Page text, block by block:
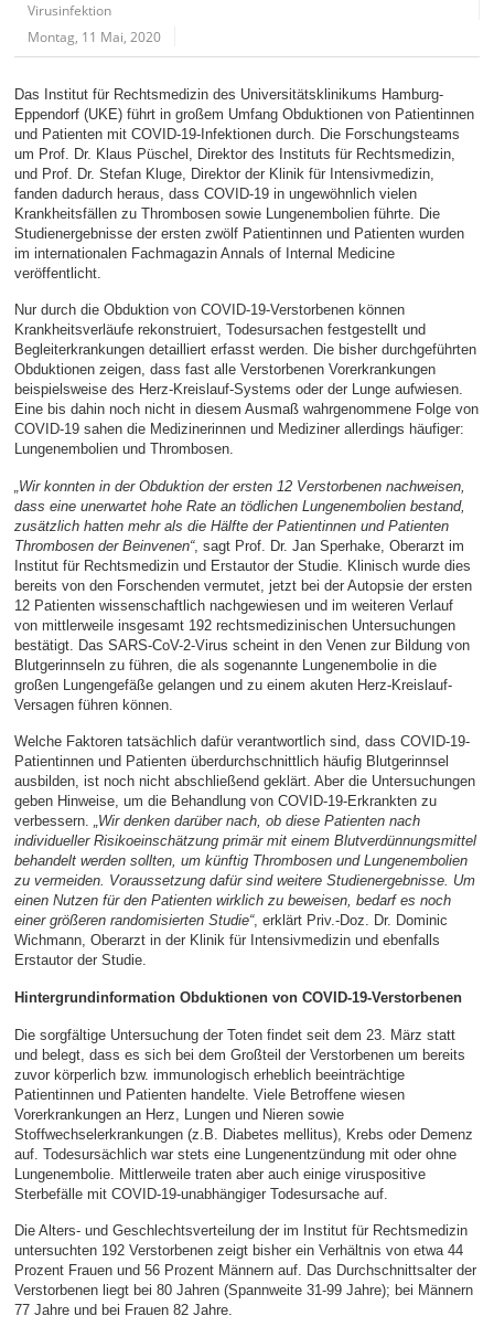
Virusinfektion
Montag, 11 Mai, 2020
Das Institut für Rechtsmedizin des Universitätsklinikums Hamburg-
Eppendorf (UKE) führt in großem Umfang Obduktionen von Patientinnen
und Patienten mit COVID-19-Infektionen durch. Die Forschungsteams
um Prof. Dr. Klaus Püschel, Direktor des Instituts für Rechtsmedizin,
und Prof. Dr. Stefan Kluge, Direktor der Klinik für Intensivmedizin,
fanden dadurch heraus, dass COVID-19 in ungewöhnlich vielen
Krankheitsfällen zu Thrombosen sowie Lungenembolien führte. Die
Studienergebnisse der ersten zwölf Patientinnen und Patienten wurden
im internationalen Fachmagazin Annals of Internal Medicine
veröffentlicht.
Nur durch die Obduktion von COVID-19-Verstorbenen können
Krankheitsverläufe rekonstruiert, Todesursachen festgestellt und
Begleiterkrankungen detailliert erfasst werden. Die bisher durchgeführten
Obduktionen zeigen, dass fast alle Verstorbenen Vorerkrankungen
beispielsweise des Herz-Kreislauf-Systems oder der Lunge aufwiesen.
Eine bis dahin noch nicht in diesem Ausmaß wahrgenommene Folge von
COVID-19 sahen die Medizinerinnen und Mediziner allerdings häufiger:
Lungenembolien und Thrombosen.
„Wir konnten in der Obduktion der ersten 12 Verstorbenen nachweisen,
dass eine unerwartet hohe Rate an tödlichen Lungenembolien bestand,
zusätzlich hatten mehr als die Hälfte der Patientinnen und Patienten
Thrombosen der Beinvenen“, sagt Prof. Dr. Jan Sperhake, Oberarzt im
Institut für Rechtsmedizin und Erstautor der Studie. Klinisch wurde dies
bereits von den Forschenden vermutet, jetzt bei der Autopsie der ersten
12 Patienten wissenschaftlich nachgewiesen und im weiteren Verlauf
von mittlerweile insgesamt 192 rechtsmedizinischen Untersuchungen
bestätigt. Das SARS-CoV-2-Virus scheint in den Venen zur Bildung von
Blutgerinnseln zu führen, die als sogenannte Lungenembolie in die
großen Lungengefäße gelangen und zu einem akuten Herz-Kreislauf-
Versagen führen können.
Welche Faktoren tatsächlich dafür verantwortlich sind, dass COVID-19-
Patientinnen und Patienten überdurchschnittlich häufig Blutgerinnsel
ausbilden, ist noch nicht abschließend geklärt. Aber die Untersuchungen
geben Hinweise, um die Behandlung von COVID-19-Erkrankten zu
verbessern.„Wir denken darüber nach, ob diese Patienten nach
individueller Risikoeinschätzung primär mit einem Blutverdünnungsmittel
behandelt werden sollten, um künftig Thrombosen und Lungenembolien
zu vermeiden. Voraussetzung dafür sind weitere Studienergebnisse. Um
einen Nutzen für den Patienten wirklich zu beweisen, bedarf es noch
einer größeren randomisierten Studie“, erklärt Priv.-Doz. Dr. Dominic
Wichmann, Oberarzt in der Klinik für Intensivmedizin und ebenfalls
Erstautor der Studie.
Hintergrundinformation Obduktionen von COVID-19-Verstorbenen
Die sorgfältige Untersuchung der Toten findet seit dem 23. März statt
und belegt, dass es sich bei dem Großteil der Verstorbenen um bereits
zuvor körperlich bzw. immunologisch erheblich beeinträchtige
Patientinnen und Patienten handelte. Viele Betroffene wiesen
Vorerkrankungen an Herz, Lungen und Nieren sowie
Stoffwechselerkrankungen (z.B. Diabetes mellitus), Krebs oder Demenz
auf. Todesursächlich war stets eine Lungenentzündung mit oder ohne
Lungenembolie. Mittlerweile traten aber auch einige viruspositive
Sterbefälle mit COVID-19-unabhängiger Todesursache auf.
Die Alters- und Geschlechtsverteilung der im Institut für Rechtsmedizin
untersuchten 192 Verstorbenen zeigt bisher ein Verhältnis von etwa 44
Prozent Frauen und 56 Prozent Männern auf. Das Durchschnittsalter der
Verstorbenen liegt bei 80 Jahren (Spannweite 31-99 Jahre); bei Männern
77 Jahre und bei Frauen 82 Jahre.